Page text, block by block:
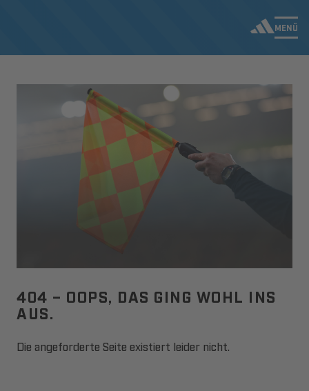
MENÜ
404 – OOPS, DAS GING WOHL INS
AUS.
Die angeforderte Seite existiert leider nicht.